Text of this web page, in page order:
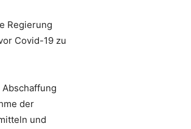
Regierung
Covid-19 zu
der
und